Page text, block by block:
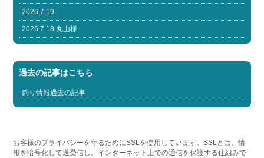
2026.7.19
2026.7.18 丸山様
過去の記事はこちら
釣り情報過去の記事
お客様のプライバシーを守るためにSSLを使用しています。SSLとは、情
報を暗号化して送受信し、インターネット上での通信を保護する仕組みで